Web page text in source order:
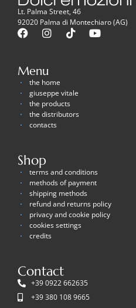
Lt. Palma Street, 46
92020 Palma di Montechiaro (AG)
Menu
the home
giuseppe vitale
the products
the distributors
contacts
Shop
terms and conditions
methods of payment
shipping methods
refund and returns policy
privacy and cookie policy
cookies settings
credits
Contact
+39 0922 662635
+39 380 108 9665